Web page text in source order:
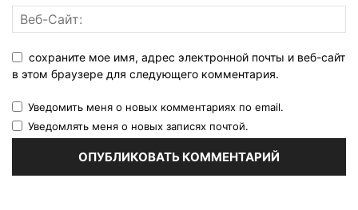
сохраните мое имя, адрес электронной почты и веб-сайт
в этом браузере для следующего комментария.
Уведомить меня о новых комментариях по email.
Уведомлять меня о новых записях почтой.